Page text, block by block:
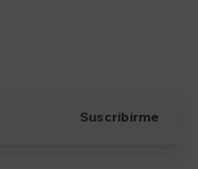
Suscribirme